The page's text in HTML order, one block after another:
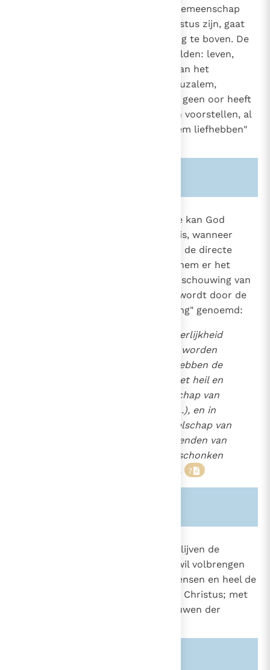
Dit mysterie van de gelukzalige gemeenschap
met God en met allen die in Christus zijn, gaat
ieder begrip en iedere beschrijving te boven. De
Schrift spreekt ons erover in beelden: leven,
licht, vrede, bruiloftsfeest, wijn van het
koninkrijk, vaderhuis, hemels Jeruzalem,
paradijs: "Geen oog heeft gezien, geen oor heeft
gehoord, geen mens kan het zich voorstellen, al
wat God bereid heeft voor die Hem liefhebben"
Op grond van zijn transcendentie kan God
slechts gezien worden, zoals Hij is, wanneer
Hijzelf zijn mysterie ontsluit voor de directe
aanschouwing door de mens en hem er het
vermogen toe verleent. Deze aanschouwing van
God in zijn hemelse heerlijkheid wordt door de
kerk "de gelukzalige aanschouwing" genoemd:
Wat en hoe groot zal uw heerlijkheid
en geluk zijn; toegelaten te worden
om God te zien, de eer te hebben de
vreugde te verwerven van het heil en
het eeuwige licht in gezel schap van
Christus de Heer, uw God (...), en in
het rijk der hemelen in gezelschap van
de rechtvaardigen en de vrienden van
God de vreugden van de geschonken
onsterfelijkheid te genieten. 7
In de heerlijkheid van de hemel blijven de
gelukzaligen met vreugde Gods wil volbrengen
met betrekking tot de andere mensen en heel de
schepping. Zij heersen reeds met Christus; met
Hem "zullen zij heersen in de eeuwen der